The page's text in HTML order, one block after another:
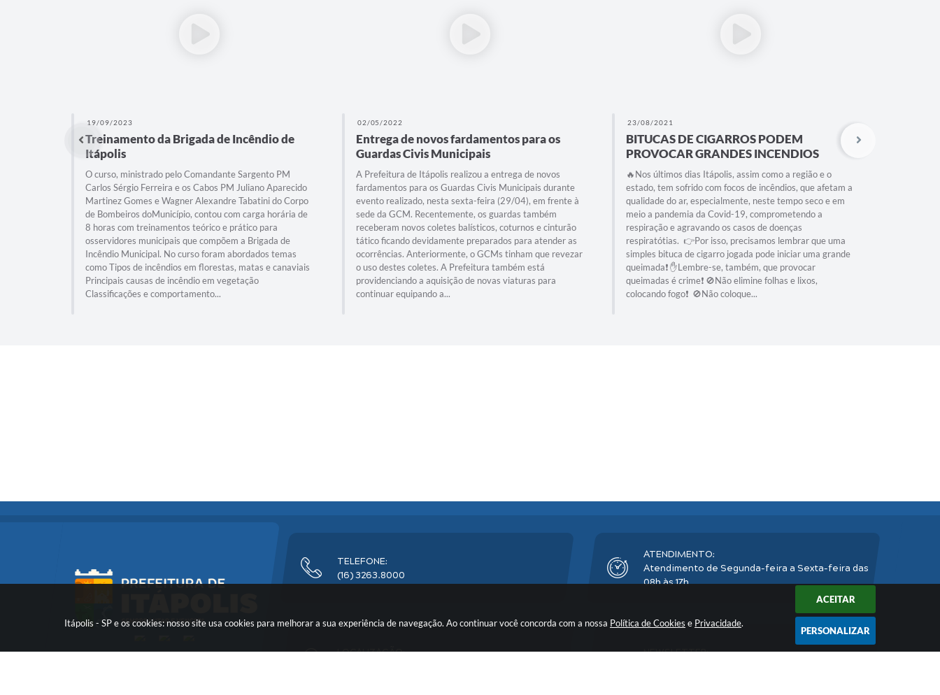
Itápolis - SP e os cookies: nosso site usa cookies para melhorar a sua experiência de navegação. Ao continuar você concorda com a nossa Política de Cookies e Privacidade.
ACEITAR
PERSONALIZAR
19/09/2023
Treinamento da Brigada de Incêndio de
Itápolis
O curso, ministrado pelo Comandante Sargento PM
Carlos Sérgio Ferreira e os Cabos PM Juliano Aparecido
Martinez Gomes e Wagner Alexandre Tabatini do Corpo
de Bombeiros doMunicípio, contou com carga horária de
8 horas com treinamentos teórico e prático para
osservidores municipais que compõem a Brigada de
Incêndio Municipal. No curso foram abordados temas
como Tipos de incêndios em florestas, matas e canaviais
Principais causas de incêndio em vegetação
Classificações e comportamento...
02/05/2022
Entrega de novos fardamentos para os
Guardas Civis Municipais
A Prefeitura de Itápolis realizou a entrega de novos
fardamentos para os Guardas Civis Municipais durante
evento realizado, nesta sexta-feira (29/04), em frente à
sede da GCM. Recentemente, os guardas também
receberam novos coletes balísticos, coturnos e cinturão
tático ficando devidamente preparados para atender as
ocorrências. Anteriormente, o GCMs tinham que revezar
o uso destes coletes. A Prefeitura também está
providenciando a aquisição de novas viaturas para
continuar equipando a...
23/08/2021
BITUCAS DE CIGARROS PODEM
PROVOCAR GRANDES INCENDIOS
🔥Nos últimos dias Itápolis, assim como a região e o
estado, tem sofrido com focos de incêndios, que afetam a
qualidade do ar, especialmente, neste tempo seco e em
meio a pandemia da Covid-19, comprometendo a
respiração e agravando os casos de doenças
respiratótias. 👉Por isso, precisamos lembrar que uma
simples bituca de cigarro jogada pode iniciar uma grande
queimada❗️ ✋Lembre-se, também, que provocar
queimadas é crime❗️ 🚫Não elimine folhas e lixos,
colocando fogo❗️ 🚫Não coloque...
TELEFONE:
(16) 3263.8000
ATENDIMENTO:
Atendimento de Segunda-feira a Sexta-feira das
08h às 17h
LOCALIZAÇÃO:
NEWSLETTER: